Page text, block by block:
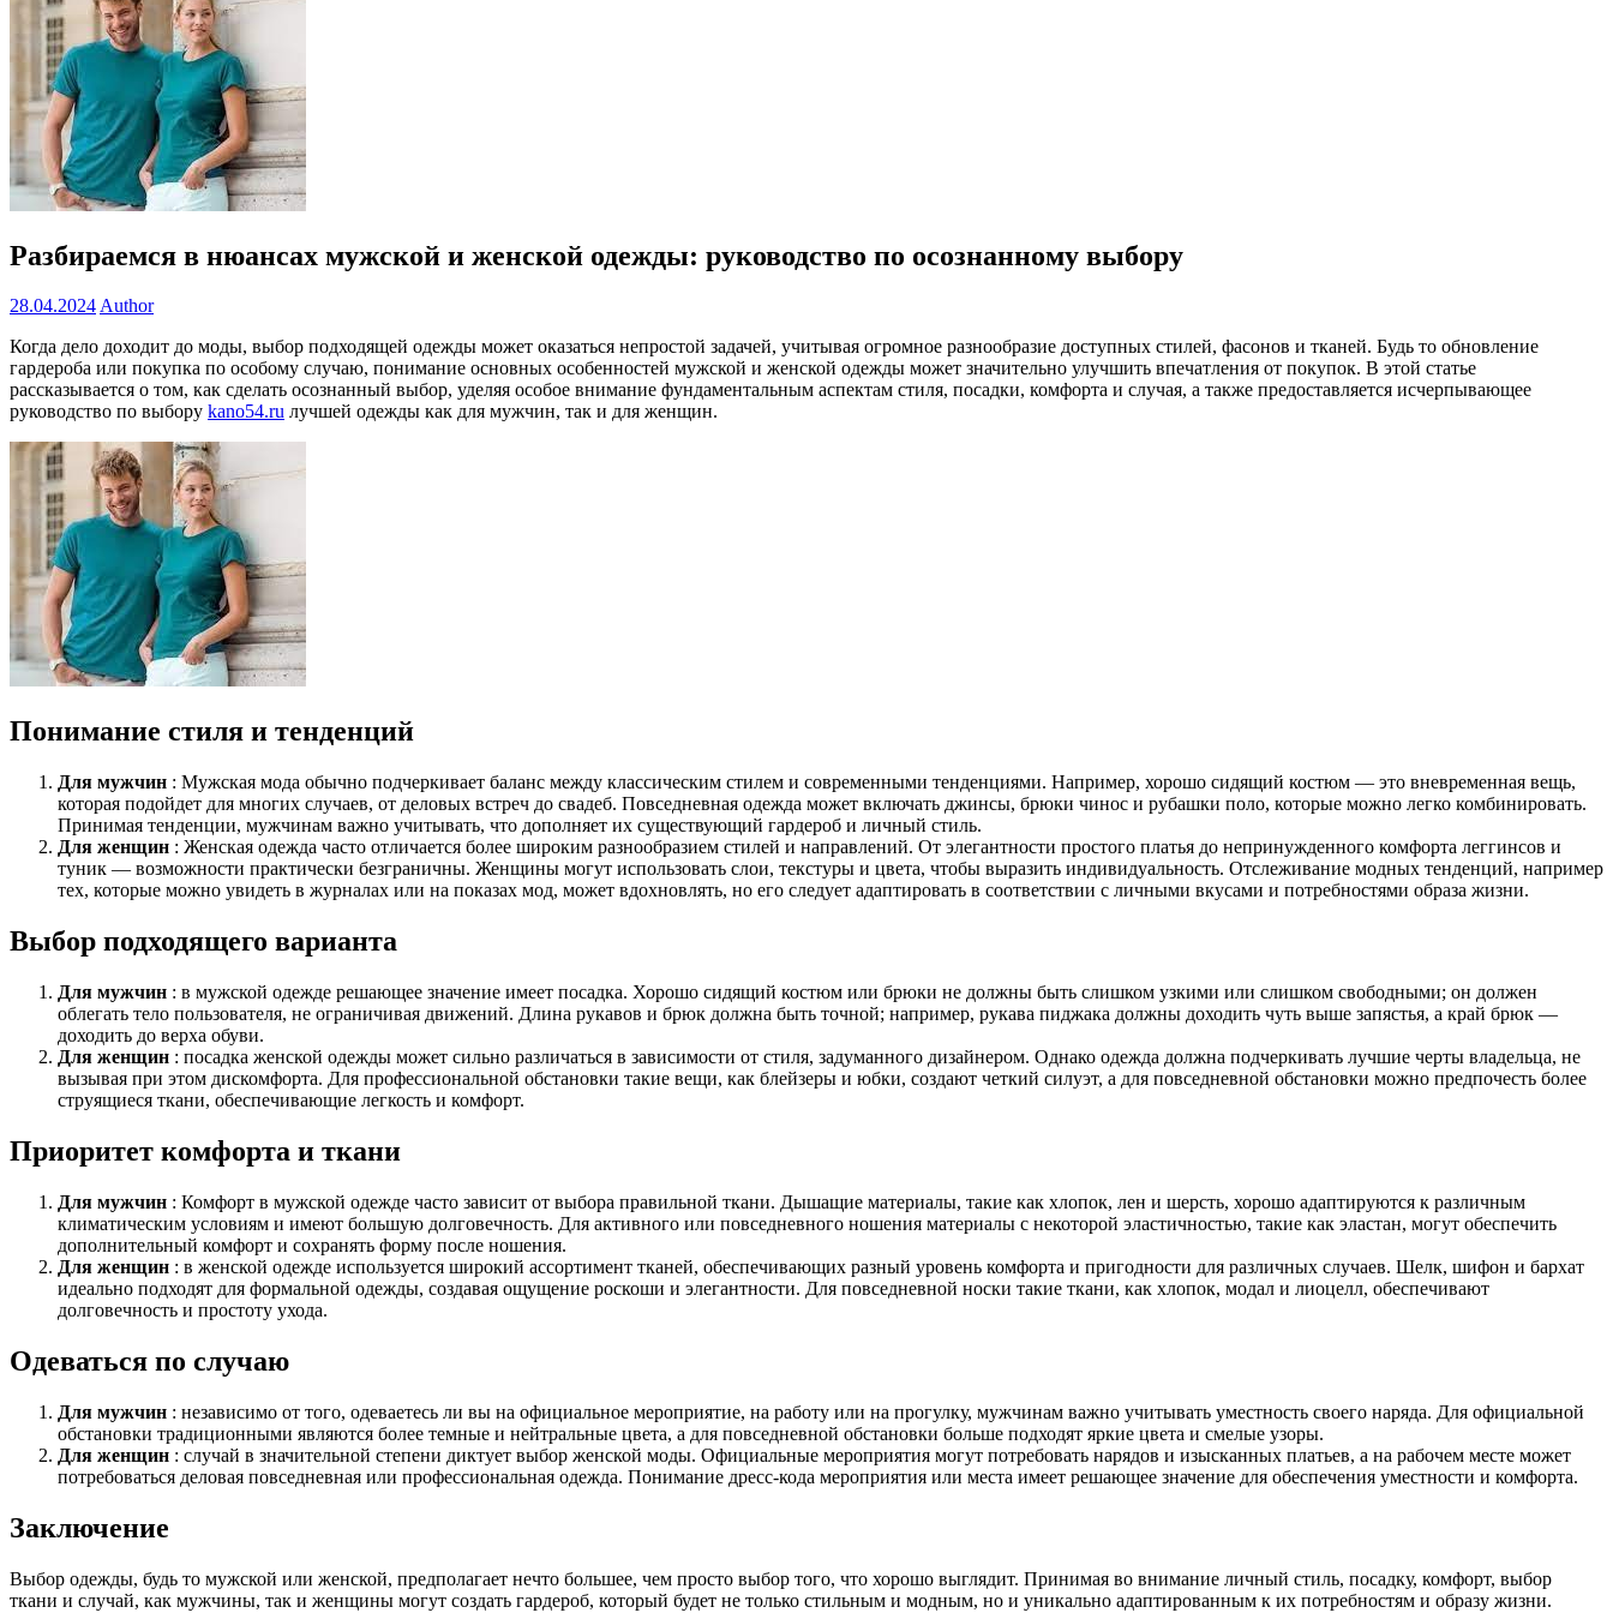
Разбираемся в нюансах мужской и женской одежды: руководство по осознанному выбору
28.04.2024Author
Когда дело доходит до моды, выбор подходящей одежды может оказаться непростой задачей, учитывая огромное разнообразие доступных стилей, фасонов и тканей. Будь то обновление
гардероба или покупка по особому случаю, понимание основных особенностей мужской и женской одежды может значительно улучшить впечатления от покупок. В этой статье
рассказывается о том, как сделать осознанный выбор, уделяя особое внимание фундаментальным аспектам стиля, посадки, комфорта и случая, а также предоставляется исчерпывающее
руководство по выбору kano54.ru лучшей одежды как для мужчин, так и для женщин.
Понимание стиля и тенденций
Для мужчин : Мужская мода обычно подчеркивает баланс между классическим стилем и современными тенденциями. Например, хорошо сидящий костюм — это вневременная вещь,
которая подойдет для многих случаев, от деловых встреч до свадеб. Повседневная одежда может включать джинсы, брюки чинос и рубашки поло, которые можно легко комбинировать.
Принимая тенденции, мужчинам важно учитывать, что дополняет их существующий гардероб и личный стиль.
Для женщин : Женская одежда часто отличается более широким разнообразием стилей и направлений. От элегантности простого платья до непринужденного комфорта леггинсов и
туник — возможности практически безграничны. Женщины могут использовать слои, текстуры и цвета, чтобы выразить индивидуальность. Отслеживание модных тенденций, например
тех, которые можно увидеть в журналах или на показах мод, может вдохновлять, но его следует адаптировать в соответствии с личными вкусами и потребностями образа жизни.
Выбор подходящего варианта
Для мужчин : в мужской одежде решающее значение имеет посадка. Хорошо сидящий костюм или брюки не должны быть слишком узкими или слишком свободными; он должен
облегать тело пользователя, не ограничивая движений. Длина рукавов и брюк должна быть точной; например, рукава пиджака должны доходить чуть выше запястья, а край брюк —
доходить до верха обуви.
Для женщин : посадка женской одежды может сильно различаться в зависимости от стиля, задуманного дизайнером. Однако одежда должна подчеркивать лучшие черты владельца, не
вызывая при этом дискомфорта. Для профессиональной обстановки такие вещи, как блейзеры и юбки, создают четкий силуэт, а для повседневной обстановки можно предпочесть более
струящиеся ткани, обеспечивающие легкость и комфорт.
Приоритет комфорта и ткани
Для мужчин : Комфорт в мужской одежде часто зависит от выбора правильной ткани. Дышащие материалы, такие как хлопок, лен и шерсть, хорошо адаптируются к различным
климатическим условиям и имеют большую долговечность. Для активного или повседневного ношения материалы с некоторой эластичностью, такие как эластан, могут обеспечить
дополнительный комфорт и сохранять форму после ношения.
Для женщин : в женской одежде используется широкий ассортимент тканей, обеспечивающих разный уровень комфорта и пригодности для различных случаев. Шелк, шифон и бархат
идеально подходят для формальной одежды, создавая ощущение роскоши и элегантности. Для повседневной носки такие ткани, как хлопок, модал и лиоцелл, обеспечивают
долговечность и простоту ухода.
Одеваться по случаю
Для мужчин : независимо от того, одеваетесь ли вы на официальное мероприятие, на работу или на прогулку, мужчинам важно учитывать уместность своего наряда. Для официальной
обстановки традиционными являются более темные и нейтральные цвета, а для повседневной обстановки больше подходят яркие цвета и смелые узоры.
Для женщин : случай в значительной степени диктует выбор женской моды. Официальные мероприятия могут потребовать нарядов и изысканных платьев, а на рабочем месте может
потребоваться деловая повседневная или профессиональная одежда. Понимание дресс-кода мероприятия или места имеет решающее значение для обеспечения уместности и комфорта.
Заключение
Выбор одежды, будь то мужской или женской, предполагает нечто большее, чем просто выбор того, что хорошо выглядит. Принимая во внимание личный стиль, посадку, комфорт, выбор
ткани и случай, как мужчины, так и женщины могут создать гардероб, который будет не только стильным и модным, но и уникально адаптированным к их потребностям и образу жизни.